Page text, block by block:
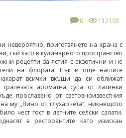
0
113103
невероятно, приготвянето на храна с
тъй като в кулинарното пространство
рецепти за ястия с екзотични и не
на флората. Пък и още нашите
всички вкъщи да си оближат
ароматна супа от латинки
прославено от световноизвестния
му „Вино от глухарчета“, никнещото
чест гост в летните селски салати.
в ресторантите като изискан